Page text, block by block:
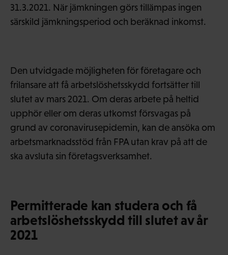
31.3.2021. När jämkningen görs tillämpas ingen
särskild jämkningsperiod och beräknad inkomst.
Den utvidgade möjligheten för företagare och
frilansare att få arbetslöshetsskydd fortsätter till
slutet av mars 2021. Om deras arbete på heltid
upphör eller om deras utkomst försvagas på
grund av coronavirusepidemin, kan de ansöka om
arbetsmarknadsstöd från FPA utan krav på att de
ska avsluta sin företagsverksamhet.
Permitterade kan studera och få
arbetslöshetsskydd till slutet av år
2021